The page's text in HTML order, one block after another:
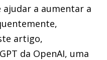
a aumentar a
artigo,
da OpenAI, uma